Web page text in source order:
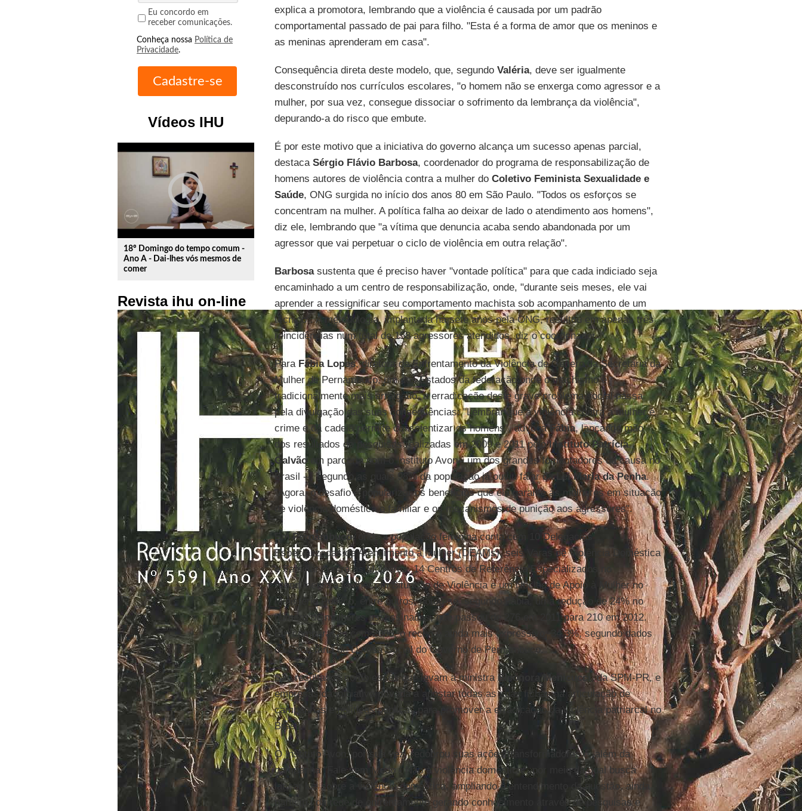
Eu concordo em
receber comunicações.
Conheça nossa Política de
Privacidade.
Vídeos IHU
play_circle_outline
18º Domingo do tempo comum -
Ano A - Dai-lhes vós mesmos de
comer
Revista ihu on-line
explica a promotora, lembrando que a violência é causada por um padrão
comportamental passado de pai para filho. "Esta é a forma de amor que os meninos e
as meninas aprenderam em casa".
Consequência direta deste modelo, que, segundo Valéria, deve ser igualmente
desconstruído nos currículos escolares, "o homem não se enxerga como agressor e a
mulher, por sua vez, consegue dissociar o sofrimento da lembrança da violência",
depurando-a do risco que embute.
É por este motivo que a iniciativa do governo alcança um sucesso apenas parcial,
destacaSérgio Flávio Barbosa, coordenador do programa de responsabilização de
homens autores de violência contra a mulher do Coletivo Feminista Sexualidade e
Saúde, ONG surgida no início dos anos 80 em São Paulo. "Todos os esforços se
concentram na mulher. A política falha ao deixar de lado o atendimento aos homens",
diz ele, lembrando que "a vítima que denuncia acaba sendo abandonada por um
agressor que vai perpetuar o ciclo de violência em outra relação".
Barbosasustenta que é preciso haver "vontade política" para que cada indiciado seja
encaminhado a um centro de responsabilização, onde, "durante seis meses, ele vai
aprender a ressignificar seu comportamento machista sob acompanhamento de um
técnico". A metodologia, implantada há sete anos pela ONG, resultou em apenas três
reincidências num total de 158 agressores atendidos, diz o coordenador.
Para Fábia Lopes, diretora de Enfrentamento da Violência de Gênero da Secretaria da
Mulher de Pernambuco, um dos Estados da federação onde o machismo é
tradicionalmente mais arraigado, a erradicação deste grave problema social passa
pela divulgação das suas consequências: "Lembrar que a violência contra a mulher é
crime e dá cadeia permite conscientizar os homens", advogaFábia, lançando mão
dos resultados de pesquisas realizadas em 2009 e 2011 peloInstituto Patrícia
Galvãoem parceria com o Instituto Avon - um dos grandes fomentadores da causa no
Brasil --, segundo as quais 98% da população já ouviu falar daLei Maria da Penha.
"Agora, o desafio é popularizar os benefícios que ela garante às mulheres em situação
de violência doméstica e familiar e os mecanismos de punição aos agressores".
EmPernambuco, onde a população feminina conta com 10 Delegacias
Especializadas de Atendimento à Mulher (DEAMs), seis Varas de Violência Doméstica
e Familiar contra as Mulheres, 14 Centros de Referência Especializados no
Atendimento à Mulher em Situação de Violência e um Núcleo de Apoio à Mulher no
Ministério Público, entre outros, notou-se, segundo Fábia, uma redução de 24% no
número de mulheres assassinadas, que passou de 276 em 2011 para 210 em 2012.
Em comparação com 2006, o recuo é ainda mais expressivo: 34,3%, segundo dados
da Secretaria de Defesa Social do Governo de Pernambuco.
São resultados como esses que levam a ministraEleonora Menicucci
, da SPM-PR, e
empresas da iniciativa privada a apostar todas as suas fichas na articulação de
campanhas e políticas públicas para promover a erradicação da violência patriarcal no
Brasil.
O Instituto Avon, por sua vez, redobrou suas ações transformadoras e, além da
campanha "Fale sem Medo - Não à violência doméstica", por meio da qual busca
lançar luz sobre a violência doméstica, ampliando o entendimento da questão, ainda
participa da rede de enfrentamento gerando conhecimento através de pesquisas e